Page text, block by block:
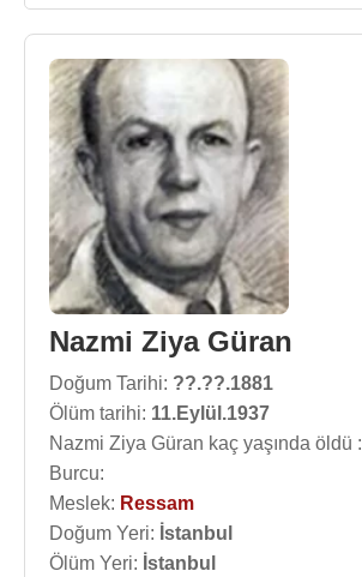
Nazmi Ziya Güran
Doğum Tarihi: ??.??.1881
Ölüm tarihi: 11.Eylül.1937
Nazmi Ziya Güran kaç yaşında öldü :
Burcu:
Meslek: Ressam
Doğum Yeri: İstanbul
Ölüm Yeri: İstanbul